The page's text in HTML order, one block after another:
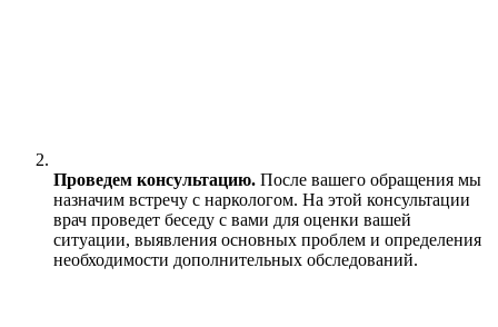
Проведем консультацию. После вашего обращения мы
назначим встречу с наркологом. На этой консультации
врач проведет беседу с вами для оценки вашей
ситуации, выявления основных проблем и определения
необходимости дополнительных обследований.